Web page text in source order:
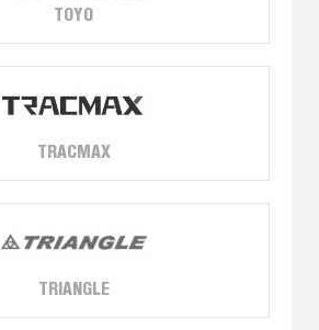
TOYO
TRACMAX
TRIANGLE